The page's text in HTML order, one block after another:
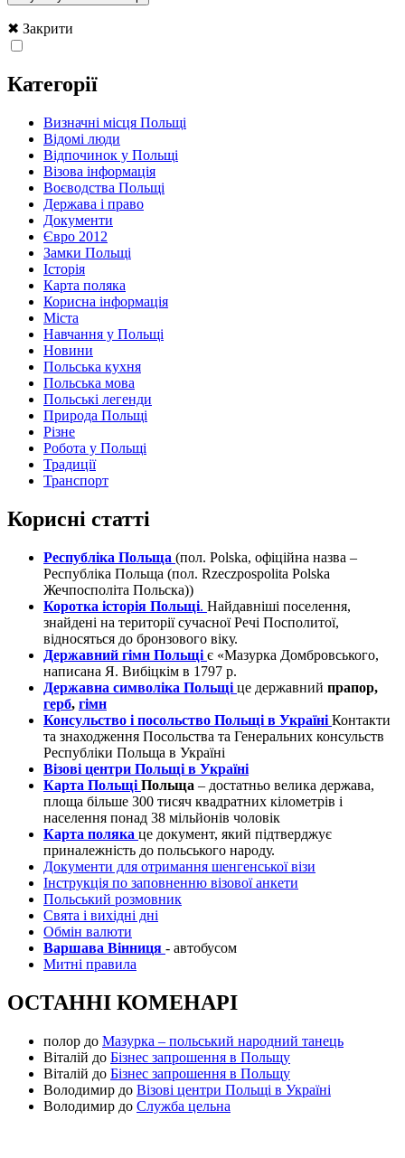
✖ Закрити
Категорії
Визначні місця Польщі
Відомі люди
Відпочинок у Польщі
Візова інформація
Воєводства Польщі
Держава і право
Документи
Євро 2012
Замки Польщі
Історія
Карта поляка
Корисна інформація
Міста
Навчання у Польщі
Новини
Польська кухня
Польська мова
Польські легенди
Природа Польщі
Різне
Робота у Польщі
Традиції
Транспорт
Корисні статті
Республіка Польща (пол. Polska, офіційна назва –
Республіка Польща (пол. Rzeczpospolita Polska
Жечпосполіта Польска))
Коротка історія Польщі. Найдавніші поселення,
знайдені на території сучасної Речі Посполитої,
відносяться до бронзового віку.
Державний гімн Польщі є «Мазурка Домбровського,
написана Я. Вибіцкім в 1797 р.
Державна символіка Польщі це державний прапор,
герб, гімн
Консульство і посольство Польщі в Україні Контакти
та знаходження Посольства та Генеральних консульств
Республіки Польща в Україні
Візові центри Польщі в Україні
Карта Польщі Польща – достатньо велика держава,
площа більше 300 тисяч квадратних кілометрів і
населення понад 38 мільйонів чоловік
Карта поляка це документ, який підтверджує
приналежність до польського народу.
Документи для отримання шенгенської візи
Інструкція по заповненню візової анкети
Польський розмовник
Свята і вихідні дні
Обмін валюти
Варшава Вінниця - автобусом
Митні правила
ОСТАННІ КОМЕНАРІ
полор до Мазурка – польський народний танець
Віталій до Бізнес запрошення в Польщу
Віталій до Бізнес запрошення в Польщу
Володимир до Візові центри Польщі в Україні
Володимир до Служба цельна